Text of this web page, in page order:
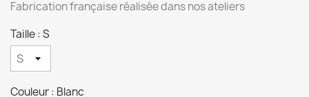
Fabrication française réalisée dans nos ateliers
Taille : S
Couleur : Blanc